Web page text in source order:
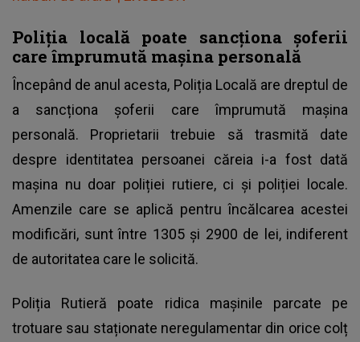
Poliția locală poate sancționa șoferii
care împrumută mașina personală
Începând de anul acesta, Poliția Locală are dreptul de
a sancționa șoferii care împrumută mașina
personală. Proprietarii trebuie să trasmită date
despre identitatea persoanei căreia i-a fost dată
mașina nu doar poliției rutiere, ci și poliției locale.
Amenzile care se aplică pentru încălcarea acestei
modificări, sunt între 1305 și 2900 de lei, indiferent
de autoritatea care le solicită.
Poliția Rutieră poate ridica mașinile parcate pe
trotuare sau staționate neregulamentar din orice colț